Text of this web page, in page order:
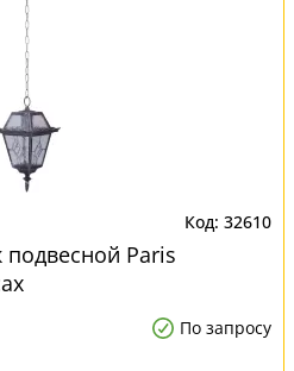
32610
Paris
По запросу